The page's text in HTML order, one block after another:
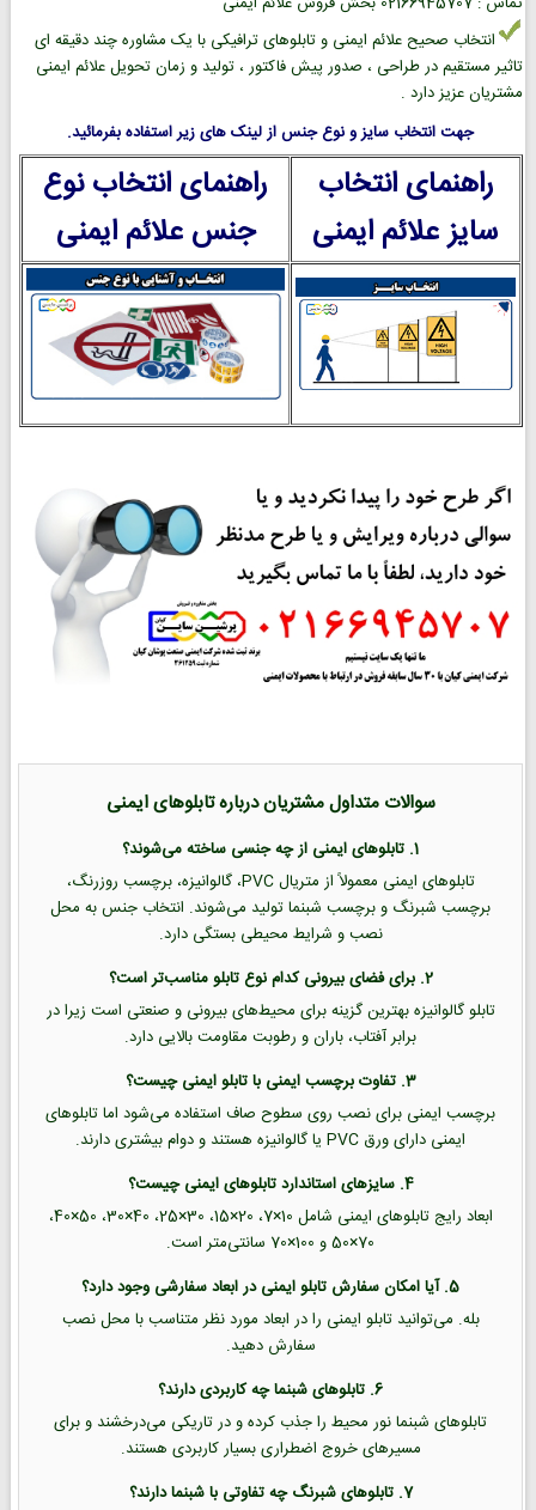
انتخاب صحیح علائم ایمنی و تابلوهای ترافیکی با یک مشاوره چند دقیقه ای
تاثیر مستقیم در طراحی ، صدور پیش فاکتور ، تولید و زمان تحویل علائم ایمنی
مشتریان عزیز دارد .
جهت انتخاب سایز و نوع جنس از لینک های زیر استفاده بفرمائید.
راهنمای انتخاب
سایز علائم ایمنی
راهنمای انتخاب نوع
جنس علائم ایمنی
سوالات متداول مشتریان درباره تابلوهای ایمنی
1. تابلوهای ایمنی از چه جنسی ساخته می‌شوند؟
تابلوهای ایمنی معمولاً از متریال PVC، گالوانیزه، برچسب روزرنگ،
برچسب شبرنگ و برچسب شبنما تولید می‌شوند. انتخاب جنس به محل
نصب و شرایط محیطی بستگی دارد.
2. برای فضای بیرونی کدام نوع تابلو مناسب‌تر است؟
تابلو گالوانیزه بهترین گزینه برای محیط‌های بیرونی و صنعتی است زیرا در
برابر آفتاب، باران و رطوبت مقاومت بالایی دارد.
3. تفاوت برچسب ایمنی با تابلو ایمنی چیست؟
برچسب ایمنی برای نصب روی سطوح صاف استفاده می‌شود اما تابلوهای
ایمنی دارای ورق PVC یا گالوانیزه هستند و دوام بیشتری دارند.
4. سایزهای استاندارد تابلوهای ایمنی چیست؟
ابعاد رایج تابلوهای ایمنی شامل 10×7، 20×15، 30×25، 40×30، 50×40،
70×50 و 100×70 سانتی‌متر است.
5. آیا امکان سفارش تابلو ایمنی در ابعاد سفارشی وجود دارد؟
بله. می‌توانید تابلو ایمنی را در ابعاد مورد نظر متناسب با محل نصب
سفارش دهید.
6. تابلوهای شبنما چه کاربردی دارند؟
تابلوهای شبنما نور محیط را جذب کرده و در تاریکی می‌درخشند و برای
مسیرهای خروج اضطراری بسیار کاربردی هستند.
7. تابلوهای شبرنگ چه تفاوتی با شبنما دارند؟